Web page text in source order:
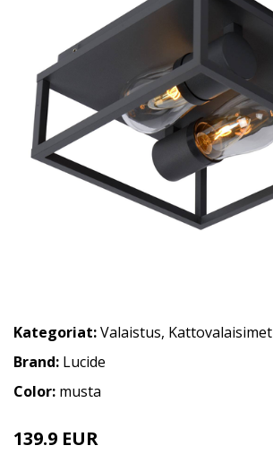
Kategoriat:Valaistus, Kattovalaisimet
Brand: Lucide
Color: musta
139.9 EUR